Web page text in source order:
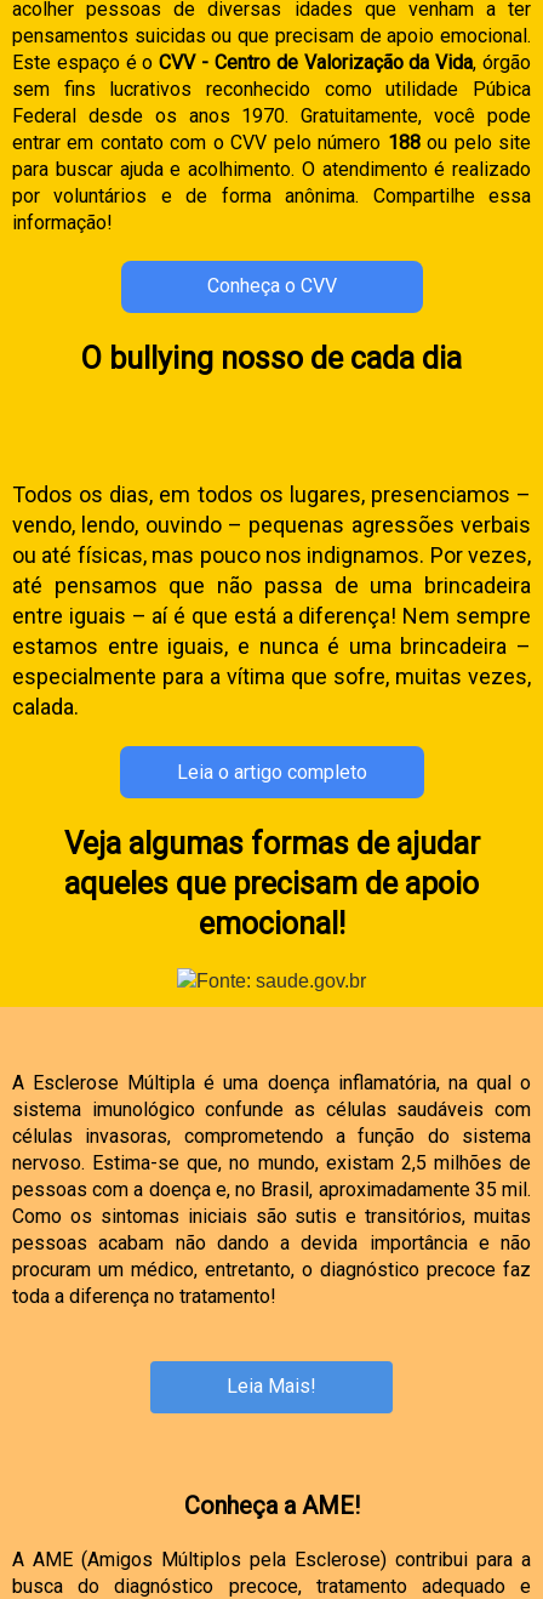
acolher pessoas de diversas idades que venham a ter
pensamentos suicidas ou que precisam de apoio emocional.
Este espaço é oCVV - Centro de Valorização da Vida, órgão
sem fins lucrativos reconhecido como utilidade Púbica
Federal desde os anos 1970. Gratuitamente, você pode
entrar em contato com o CVV pelo número 188ou pelo site
para buscar ajuda e acolhimento. O atendimento é realizado
por voluntários e de forma anônima. Compartilhe essa
informação!
Conheça o CVV
O bullying nosso de cada dia
Todos os dias, em todos os lugares, presenciamos –
vendo, lendo, ouvindo – pequenas agressões verbais
ou até físicas, mas pouco nos indignamos. Por vezes,
até pensamos que não passa de uma brincadeira
entre iguais – aí é que está a diferença! Nem sempre
estamos entre iguais, e nunca é uma brincadeira –
especialmente para a vítima que sofre, muitas vezes,
calada.
Leia o artigo completo
Veja algumas formas de ajudar
aqueles que precisam de apoio
emocional!
A Esclerose Múltipla é uma doença inflamatória, na qual o
sistema imunológico confunde as células saudáveis com
células invasoras, comprometendo a função do sistema
nervoso. Estima-se que, no mundo, existam 2,5 milhões de
pessoas com a doença e, no Brasil, aproximadamente 35 mil.
Como os sintomas iniciais são sutis e transitórios, muitas
pessoas acabam não dando a devida importância e não
procuram um médico, entretanto, o diagnóstico precoce faz
toda a diferença no tratamento!
Leia Mais!
Conheça a AME!
A AME (Amigos Múltiplos pela Esclerose) contribui para a
busca do diagnóstico precoce, tratamento adequado e